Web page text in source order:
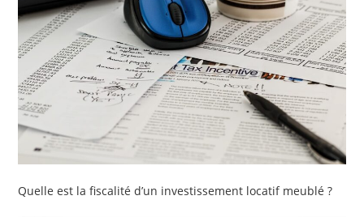
Quelle est la fiscalité d’un investissement locatif meublé ?